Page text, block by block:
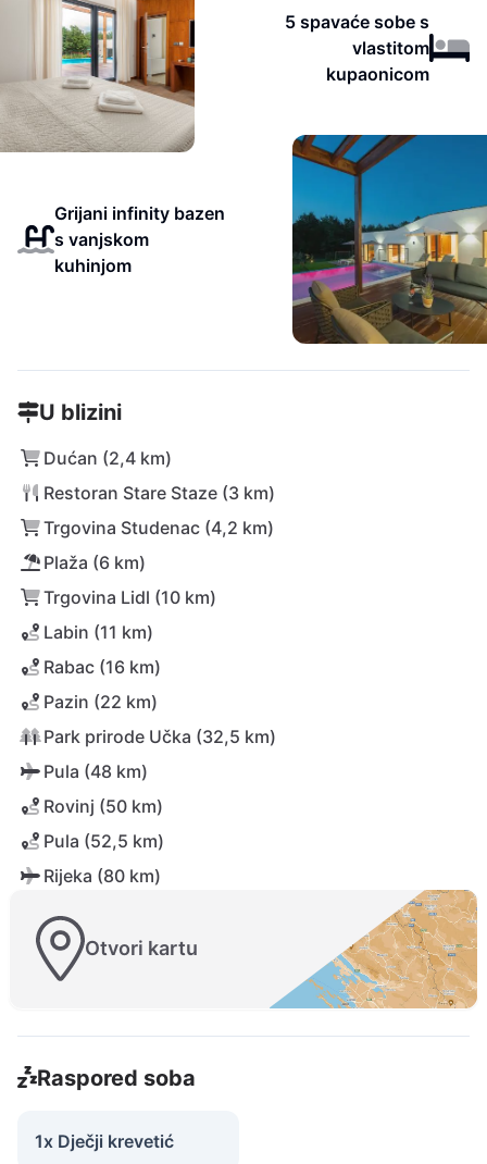
5 spavaće sobe s
vlastitom
kupaonicom
Grijani infinity bazen
s vanjskom
kuhinjom
U blizini
Dućan (2,4 km)
Restoran Stare Staze (3 km)
Trgovina Studenac (4,2 km)
Plaža (6 km)
Trgovina Lidl (10 km)
Labin (11 km)
Rabac (16 km)
Pazin (22 km)
Park prirode Učka (32,5 km)
Pula (48 km)
Rovinj (50 km)
Pula (52,5 km)
Rijeka (80 km)
Otvori kartu
Raspored soba
1x Dječji krevetić